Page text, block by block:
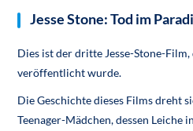
Jesse Stone: Tod im
Dies ist der dritte Jesse-Stone-
veröffentlicht wurde.
Die Geschichte dieses Films dreht
Teenager-Mädchen, dessen Leiche